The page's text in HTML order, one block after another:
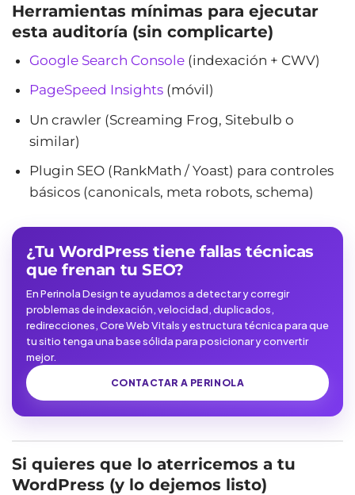
Herramientas mínimas para ejecutar
esta auditoría (sin complicarte)
Google Search Console (indexación + CWV)
PageSpeed Insights (móvil)
Un crawler (Screaming Frog, Sitebulb o
similar)
Plugin SEO (RankMath / Yoast) para controles
básicos (canonicals, meta robots, schema)
¿Tu WordPress tiene fallas técnicas
que frenan tu SEO?
En Perinola Design te ayudamos a detectar y corregir
problemas de indexación, velocidad, duplicados,
redirecciones, Core Web Vitals y estructura técnica para que
tu sitio tenga una base sólida para posicionar y convertir
mejor.
CONTACTAR A PERINOLA
Si quieres que lo aterricemos a tu
WordPress (y lo dejemos listo)